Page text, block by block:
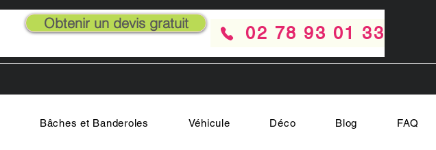
Obtenir un devis gratuit
02 78 93 01 33
Bâches et Banderoles Véhicule Déco Blog FAQ